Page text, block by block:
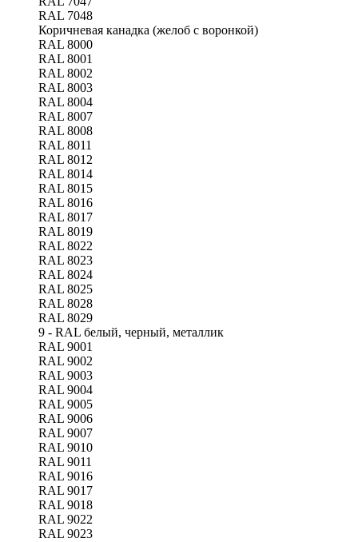
RAL 7048
Коричневая канадка (желоб с воронкой)
RAL 8000
RAL 8001
RAL 8002
RAL 8003
RAL 8004
RAL 8007
RAL 8008
RAL 8011
RAL 8012
RAL 8014
RAL 8015
RAL 8016
RAL 8017
RAL 8019
RAL 8022
RAL 8023
RAL 8024
RAL 8025
RAL 8028
RAL 8029
9 - RAL белый, черный, металлик
RAL 9001
RAL 9002
RAL 9003
RAL 9004
RAL 9005
RAL 9006
RAL 9007
RAL 9010
RAL 9011
RAL 9016
RAL 9017
RAL 9018
RAL 9022
RAL 9023